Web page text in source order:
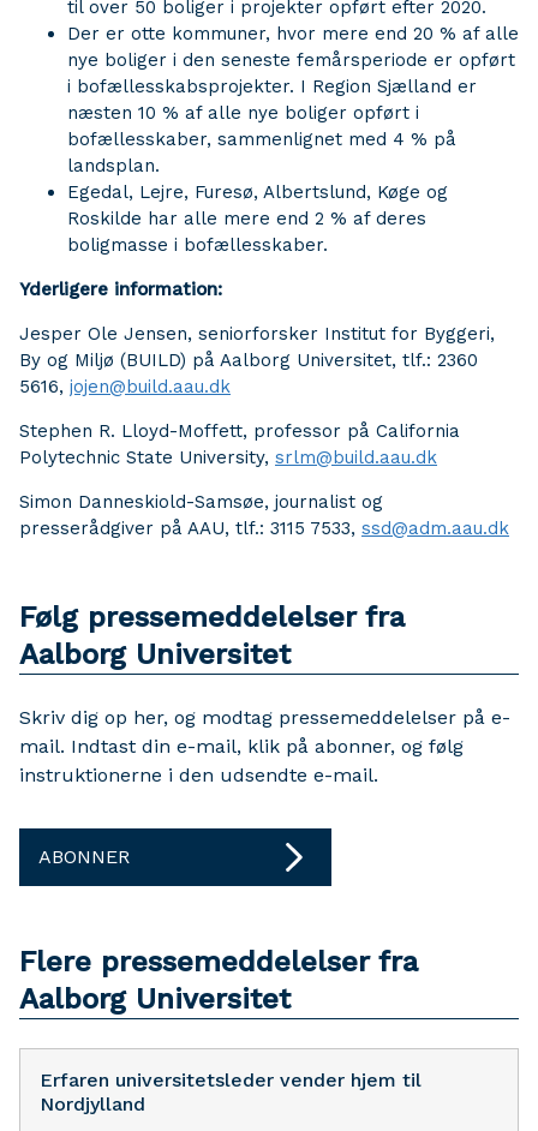
til over 50 boliger i projekter opført efter 2020.
Der er otte kommuner, hvor mere end 20 % af alle
nye boliger i den seneste femårsperiode er opført
i bofællesskabsprojekter. I Region Sjælland er
næsten 10 % af alle nye boliger opført i
bofællesskaber, sammenlignet med 4 % på
landsplan.
Egedal, Lejre, Furesø, Albertslund, Køge og
Roskilde har alle mere end 2 % af deres
boligmasse i bofællesskaber.
Yderligere information:
Jesper Ole Jensen, seniorforsker Institut for Byggeri,
By og Miljø (BUILD) på Aalborg Universitet, tlf.: 2360
5616, jojen@build.aau.dk
Stephen R. Lloyd-Moffett, professor på California
Polytechnic State University, srlm@build.aau.dk
Simon Danneskiold-Samsøe, journalist og
presserådgiver på AAU, tlf.: 3115 7533, ssd@adm.aau.dk
Følg pressemeddelelser fra
Aalborg Universitet
Skriv dig op her, og modtag pressemeddelelser på e-
mail. Indtast din e-mail, klik på abonner, og følg
instruktionerne i den udsendte e-mail.
ABONNER
Flere pressemeddelelser fra
Aalborg Universitet
Erfaren universitetsleder vender hjem til
Nordjylland